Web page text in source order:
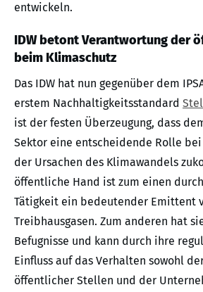
entwickeln.
IDW betont Verantwortung der
beim Klimaschutz
Das IDW hat nun gegenüber dem
erstem Nachhaltigkeitsstandard
ist der festen Überzeugung, dass
Sektor eine entscheidende Rolle
der Ursachen des Klimawandels
öffentliche Hand ist zum einen
Tätigkeit ein bedeutender Emittent
Treibhausgasen. Zum anderen hat
Befugnisse und kann durch ihre
Einfluss auf das Verhalten sowohl
öffentlicher Stellen und der